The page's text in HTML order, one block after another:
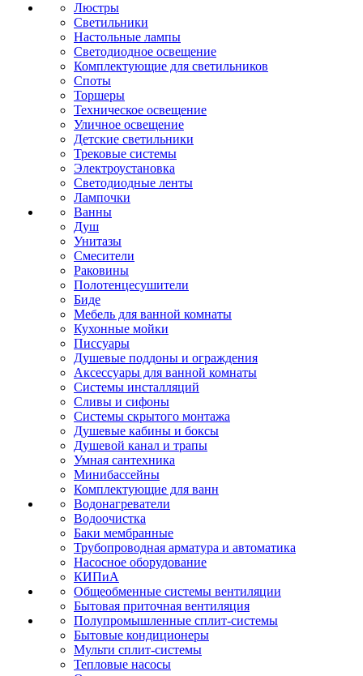
Люстры
Светильники
Настольные лампы
Светодиодное освещение
Комплектующие для светильников
Споты
Торшеры
Техническое освещение
Уличное освещение
Детские светильники
Трековые системы
Электроустановка
Светодиодные ленты
Лампочки
Ванны
Душ
Унитазы
Смесители
Раковины
Полотенцесушители
Биде
Мебель для ванной комнаты
Кухонные мойки
Писсуары
Душевые поддоны и ограждения
Аксессуары для ванной комнаты
Системы инсталляций
Сливы и сифоны
Системы скрытого монтажа
Душевые кабины и боксы
Душевой канал и трапы
Умная сантехника
Минибассейны
Комплектующие для ванн
Водонагреватели
Водоочистка
Баки мембранные
Трубопроводная арматура и автоматика
Насосное оборудование
КИПиА
Общеобменные системы вентиляции
Бытовая приточная вентиляция
Полупромышленные сплит-системы
Бытовые кондиционеры
Мульти сплит-системы
Тепловые насосы